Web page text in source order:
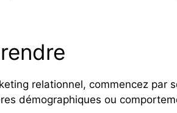
relationnel, commencez par
démographiques ou